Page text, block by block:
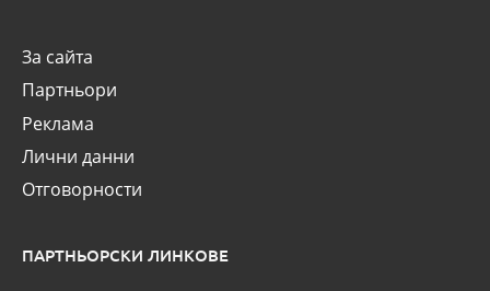
За сайта
Партньори
Реклама
Лични данни
Отговорности
ПАРТНЬОРСКИ ЛИНКОВЕ